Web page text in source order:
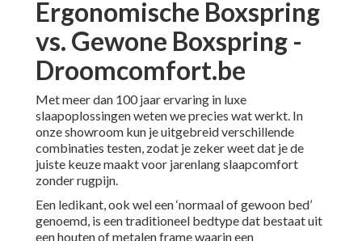
Ergonomische Boxspring
vs. Gewone Boxspring -
Droomcomfort.be
Met meer dan 100 jaar ervaring in luxe
slaapoplossingen weten we precies wat werkt. In
onze showroom kun je uitgebreid verschillende
combinaties testen, zodat je zeker weet dat je de
juiste keuze maakt voor jarenlang slaapcomfort
zonder rugpijn.
Een ledikant, ook wel een ‘normaal of gewoon bed’
genoemd, is een traditioneel bedtype dat bestaat uit
een houten of metalen frame waarin een